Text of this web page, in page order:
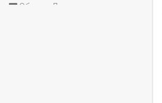
Община Лъки